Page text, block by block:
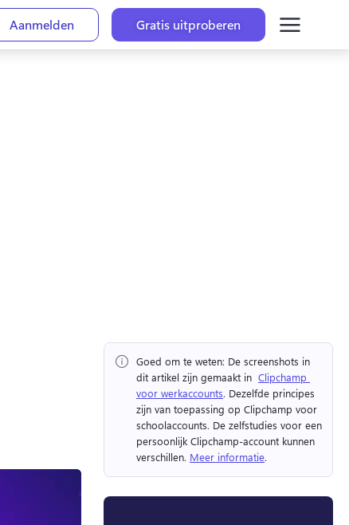
Aanmelden
Gratis uitproberen
Goed om te weten: De screenshots in
dit artikel zijn gemaakt in ⁠ Clipchamp
voor werkaccounts. Dezelfde principes
zijn van toepassing op Clipchamp voor
schoolaccounts. De zelfstudies voor een
persoonlijk Clipchamp-account kunnen
verschillen. Meer informatie.